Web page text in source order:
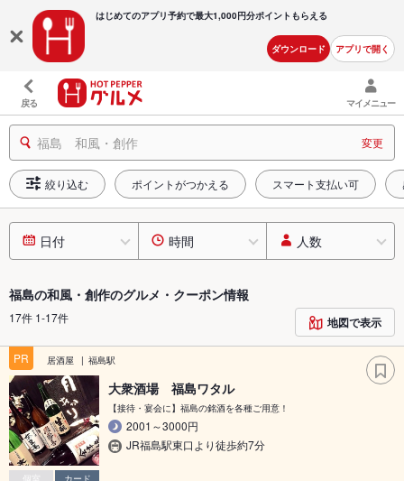
はじめてのアプリ予約で最大1,000円分ポイントもらえる
ダウンロード アプリで開く
戻る マイメニュー
福島 和風・創作 変更
絞り込む ポイントがつかえる スマート支払い可
日付 時間 人数
福島の和風・創作のグルメ・クーポン情報
17件 1-17件 地図で表示
PR 居酒屋 福島駅
個室
カード
大衆酒場 福島ワタル
【接待・宴会に】福島の銘酒を各種ご用意！
2001～3000円
JR福島駅東口より徒歩約7分